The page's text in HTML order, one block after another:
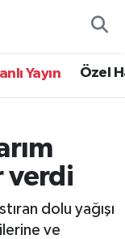
Yayın Özel
verdi
dolu yağışı
ve